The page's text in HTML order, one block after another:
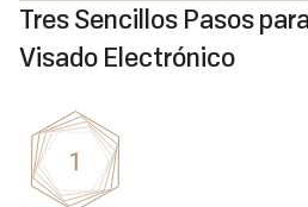
Tres Sencillos Pasos
Visado Electrónico